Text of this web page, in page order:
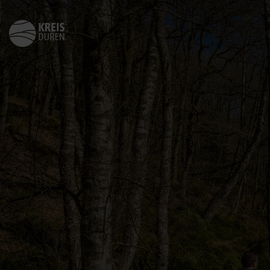
Zurück
zur
Startseite